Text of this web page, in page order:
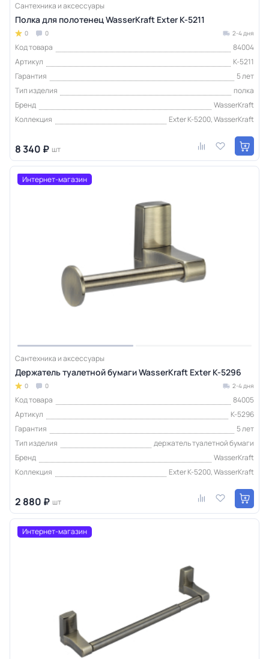
Сантехника и аксессуары
Полка для полотенец WasserKraft Exter K-5211
0 0 2-4 дня
Код товара
84004
Артикул
K-5211
Гарантия
5 лет
Тип изделия
полка
Бренд
WasserKraft
Коллекция
Exter K-5200, WasserKraft
8 340 ₽ шт
Интернет-магазин
Сантехника и аксессуары
Держатель туалетной бумаги WasserKraft Exter K-5296
0 0 2-4 дня
Код товара
84005
Артикул
K-5296
Гарантия
5 лет
Тип изделия
держатель туалетной бумаги
Бренд
WasserKraft
Коллекция
Exter K-5200, WasserKraft
2 880 ₽ шт
Интернет-магазин